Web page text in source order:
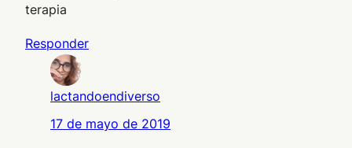
terapia
Responder
lactandoendiverso
17 de mayo de 2019